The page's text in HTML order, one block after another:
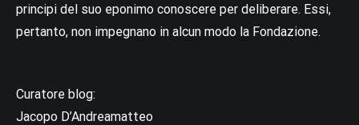
principi del suo eponimo conoscere per deliberare. Essi,
pertanto, non impegnano in alcun modo la Fondazione.
Curatore blog:
Jacopo D’Andreamatteo